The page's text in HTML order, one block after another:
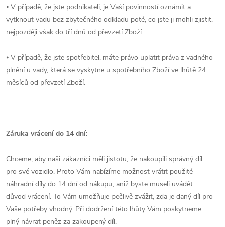
⦁ V případě, že jste podnikateli, je Vaší povinností oznámit a
vytknout vadu bez zbytečného odkladu poté, co jste ji mohli zjistit,
nejpozději však do tří dnů od převzetí Zboží.
⦁ V případě, že jste spotřebitel, máte právo uplatit práva z vadného
plnění u vady, která se vyskytne u spotřebního Zboží ve lhůtě 24
měsíců od převzetí Zboží.
Záruka vrácení do 14 dní:
Chceme, aby naši zákazníci měli jistotu, že nakoupili správný díl
pro své vozidlo. Proto Vám nabízíme možnost vrátit použité
náhradní díly do 14 dní od nákupu, aniž byste museli uvádět
důvod vrácení. To Vám umožňuje pečlivě zvážit, zda je daný díl pro
Vaše potřeby vhodný. Při dodržení této lhůty Vám poskytneme
plný návrat peněz za zakoupený díl.